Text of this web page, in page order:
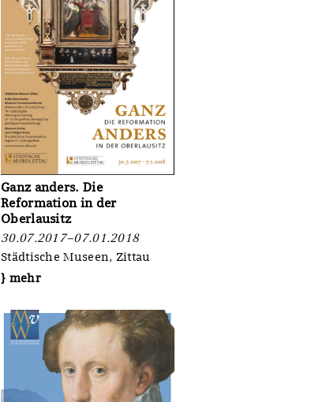
Ganz anders. Die
Reformation in der
Oberlausitz
30.07.2017–07.01.2018
Städtische Museen, Zittau
} mehr